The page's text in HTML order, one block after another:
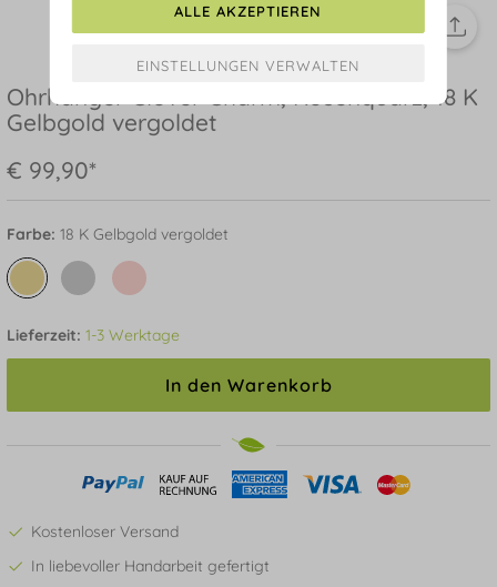
Ohrhänger Clover Charm, Rosenquarz, 18 K
Gelbgold vergoldet
€ 99,90*
Farbe: 18 K Gelbgold vergoldet
Lieferzeit: 1-3 Werktage
In den Warenkorb
Kostenloser Versand
In liebevoller Handarbeit gefertigt
ALLE AKZEPTIEREN